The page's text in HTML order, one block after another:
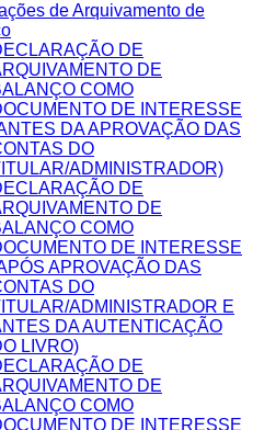
de Arquivamento de
DE
DE
COMO
DE INTERESSE
DA APROVAÇÃO DAS
DO
ADMINISTRADOR)
DE
DE
COMO
DE INTERESSE
APROVAÇÃO DAS
DO
ADMINISTRADOR E
DA AUTENTICAÇÃO
LIVRO)
DE
DE
COMO
DE INTERESSE